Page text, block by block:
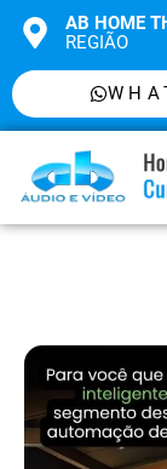
AB HOME
REGIÃO